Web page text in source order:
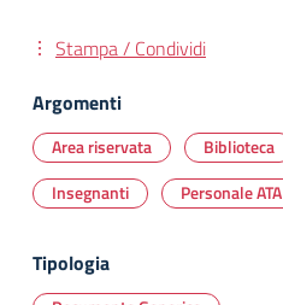
Stampa / Condividi
Argomenti
Area riservata Biblioteca
Insegnanti
Personale ATA
Tipologia